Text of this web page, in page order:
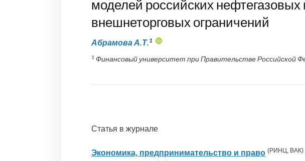
моделей российских
внешнеторговых ограничений
Абрамова А.Т.1
1 Финансовый университет при Правительстве Российской
Статья в журнале
Экономика, предпринимательство и право (РИНЦ, ВАК)